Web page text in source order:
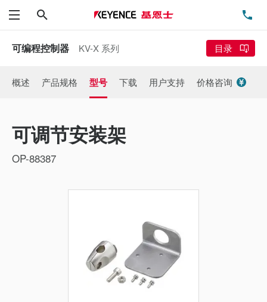
菜单
可编程控制器 KV-X 系列 目录
概述 产品规格 型号 下载 用户支持 价格咨询
可调节安装架
OP-88387